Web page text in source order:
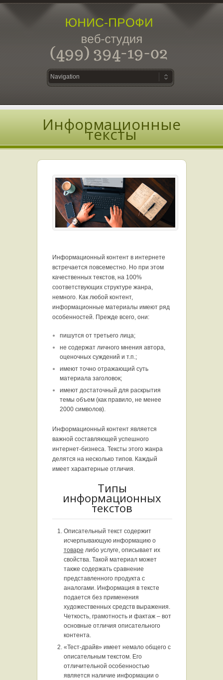
Информационные
тексты
Информационный контент в интернете
встречается повсеместно. Но при этом
качественных текстов, на 100%
соответствующих структуре жанра,
немного. Как любой контент,
информационные материалы имеют ряд
особенностей. Прежде всего, они:
пишутся от третьего лица;
не содержат личного мнения автора,
оценочных суждений и т.п.;
имеют точно отражающий суть
материала заголовок;
имеют достаточный для раскрытия
темы объем (как правило, не менее
2000 символов).
Информационный контент является
важной составляющей успешного
интернет-бизнеса. Тексты этого жанра
делятся на несколько типов. Каждый
имеет характерные отличия.
Типы
информационных
текстов
Описательный текст содержит
исчерпывающую информацию о
товаре либо услуге, описывает их
свойства. Такой материал может
также содержать сравнение
представленного продукта с
аналогами. Информация в тексте
подается без применения
художественных средств выражения.
Четкость, грамотность и фактаж – вот
основные отличия описательного
контента.
«Тест-драйв» имеет немало общего с
описательным текстом. Его
отличительной особенностью
является наличие информации о